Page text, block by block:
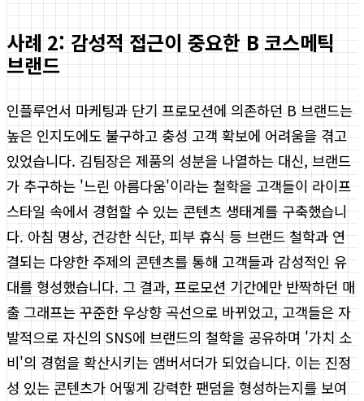
사례 2: 감성적 접근이 중요한 B 코스메틱
브랜드
인플루언서 마케팅과 단기 프로모션에 의존하던 B 브랜드는
높은 인지도에도 불구하고 충성 고객 확보에 어려움을 겪고
있었습니다. 김팀장은 제품의 성분을 나열하는 대신, 브랜드
가 추구하는 '느린 아름다움'이라는 철학을 고객들이 라이프
스타일 속에서 경험할 수 있는 콘텐츠 생태계를 구축했습니
다. 아침 명상, 건강한 식단, 피부 휴식 등 브랜드 철학과 연
결되는 다양한 주제의 콘텐츠를 통해 고객들과 감성적인 유
대를 형성했습니다. 그 결과, 프로모션 기간에만 반짝하던 매
출 그래프는 꾸준한 우상향 곡선으로 바뀌었고, 고객들은 자
발적으로 자신의 SNS에 브랜드의 철학을 공유하며 '가치 소
비'의 경험을 확산시키는 앰버서더가 되었습니다. 이는 진정
성 있는 콘텐츠가 어떻게 강력한 팬덤을 형성하는지를 보여